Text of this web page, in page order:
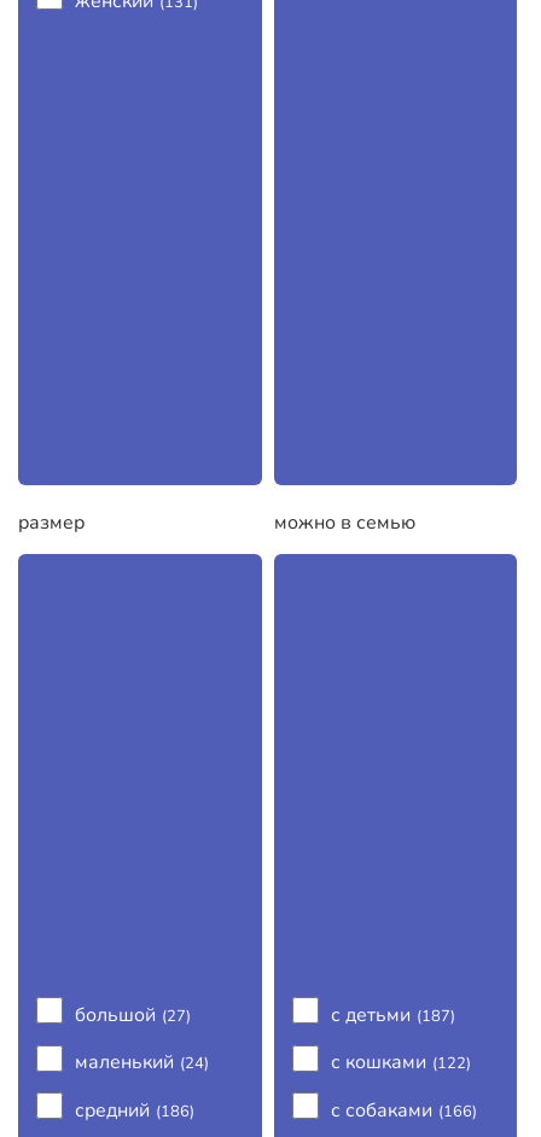
размер
большой (27)
маленький (24)
средний (186)
можно в семью
с детьми (187)
с кошками (122)
с собаками (166)